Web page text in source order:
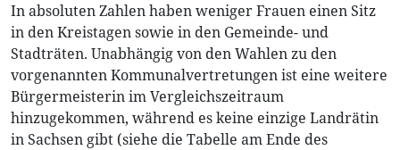
In absoluten Zahlen haben weniger Frauen einen Sitz
in den Kreistagen sowie in den Gemeinde- und
Stadträten. Unabhängig von den Wahlen zu den
vorgenannten Kommunalvertretungen ist eine weitere
Bürgermeisterin im Vergleichszeitraum
hinzugekommen, während es keine einzige Landrätin
in Sachsen gibt (siehe die Tabelle am Ende des